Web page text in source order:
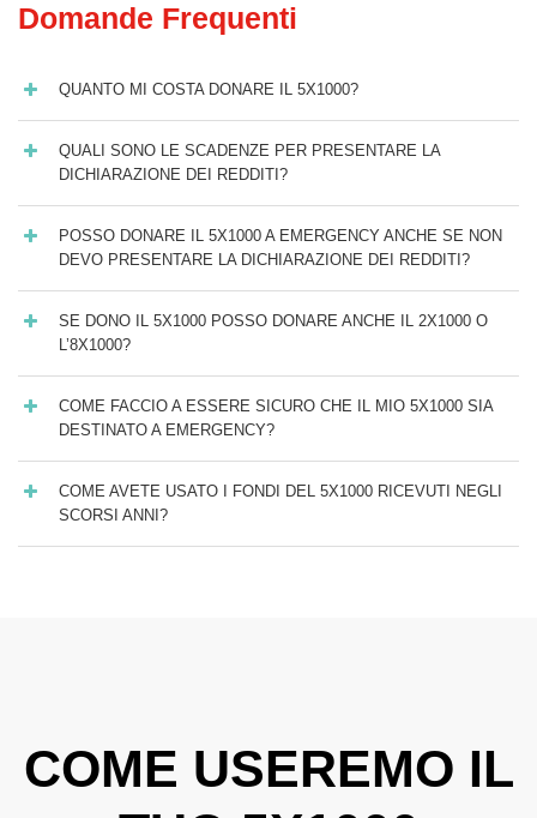
Domande Frequenti
QUANTO MI COSTA DONARE IL 5X1000?
QUALI SONO LE SCADENZE PER PRESENTARE LA
DICHIARAZIONE DEI REDDITI?
POSSO DONARE IL 5X1000 A EMERGENCY ANCHE SE NON
DEVO PRESENTARE LA DICHIARAZIONE DEI REDDITI?
SE DONO IL 5X1000 POSSO DONARE ANCHE IL 2X1000 O
L’8X1000?
COME FACCIO A ESSERE SICURO CHE IL MIO 5X1000 SIA
DESTINATO A EMERGENCY?
COME AVETE USATO I FONDI DEL 5X1000 RICEVUTI NEGLI
SCORSI ANNI?
uso dei fondi 2023
COME USEREMO IL